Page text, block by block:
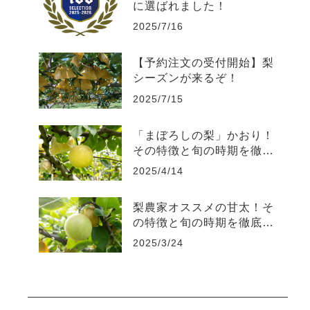
に選ばれました！
2025/7/16
【予約注文の受付開始】梨
シーズンが来るぞ！
2025/7/15
「まぼろしの梨」かおり！
その特徴と旬の時期を徹底
解説
2025/4/14
梨農家オススメの甘太！そ
の特徴と旬の時期を徹底解
説
2025/3/24